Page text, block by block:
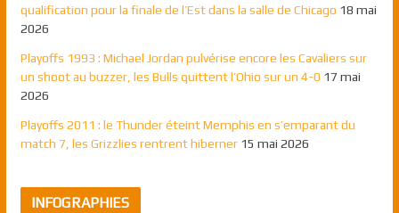
qualification pour la finale de l’Est dans la salle de Chicago 18 mai
2026
Playoffs 1993 : Michael Jordan pulvérise encore les Cavaliers sur
un shoot au buzzer, les Bulls quittent l’Ohio sur un 4-0 17 mai
2026
Playoffs 2011 : le Thunder éteint Memphis en s’emparant du
match 7, les Grizzlies rentrent hiberner 15 mai 2026
INFOGRAPHIES